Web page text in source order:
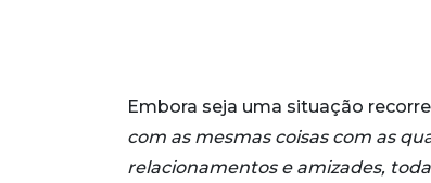
Embora seja uma situação
com as mesmas coisas com as
relacionamentos e amizades,